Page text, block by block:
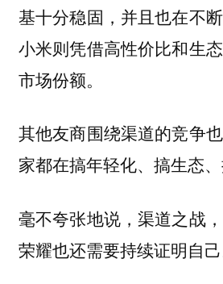
基十分稳固，并且也在不
小米则凭借高性价比和生
市场份额。
其他友商围绕渠道的竞争
家都在搞年轻化、搞生态、
毫不夸张地说，渠道之战
荣耀也还需要持续证明自己